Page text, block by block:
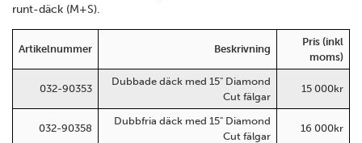
runt-däck (M+S).
Artikelnummer Beskrivning
Pris (inkl
moms)
032-90353
Dubbade däck med 15" Diamond
Cut fälgar
15 000kr
032-90358
Dubbfria däck med 15" Diamond
Cut fälgar
16 000kr